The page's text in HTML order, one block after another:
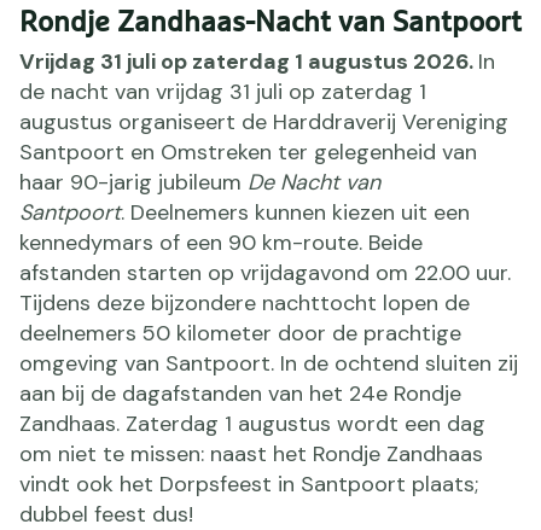
Rondje Zandhaas-Nacht van Santpoort
Vrijdag 31 juli op zaterdag 1 augustus 2026. In
de nacht van vrijdag 31 juli op zaterdag 1
augustus organiseert de Harddraverij Vereniging
Santpoort en Omstreken ter gelegenheid van
haar 90-jarig jubileum De Nacht van
Santpoort. Deelnemers kunnen kiezen uit een
kennedymars of een 90 km-route. Beide
afstanden starten op vrijdagavond om 22.00 uur.
Tijdens deze bijzondere nachttocht lopen de
deelnemers 50 kilometer door de prachtige
omgeving van Santpoort. In de ochtend sluiten zij
aan bij de dagafstanden van het 24e Rondje
Zandhaas. Zaterdag 1 augustus wordt een dag
om niet te missen: naast het Rondje Zandhaas
vindt ook het Dorpsfeest in Santpoort plaats;
dubbel feest dus!